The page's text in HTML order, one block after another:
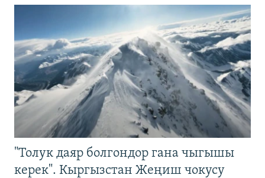
"Толук даяр болгондор гана чыгышы
керек". Кыргызстан Жеңиш чокусу